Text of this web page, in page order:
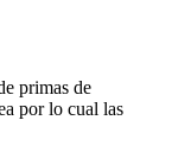
primas de
por lo cual las